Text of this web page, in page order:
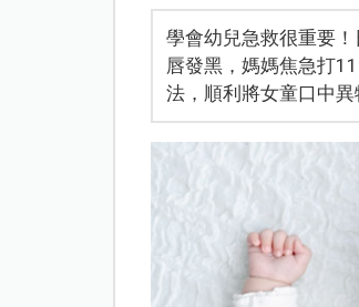
學會幼兒急救很重要
唇發黑，媽媽焦急打
法，順利將女童口中